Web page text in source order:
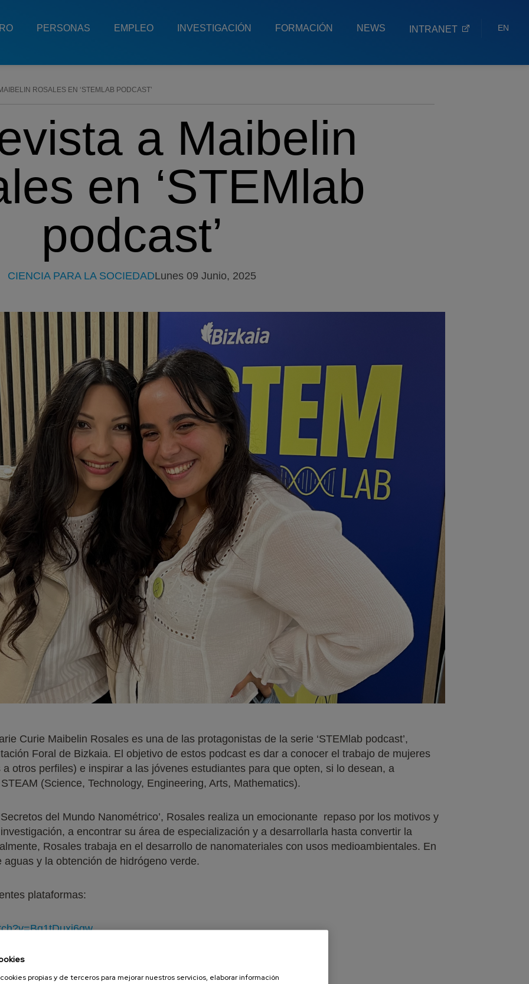
PERSONAS EMPLEO INVESTIGACIÓN FORMACIÓN NEWS INTRANET EN
EU
ROSALES EN ‘STEMLAB PODCAST’
a Maibelin
en ‘STEMlab
podcast’
CIENCIA PARA LA SOCIEDADLunes 09 Junio, 2025
Curie Maibelin Rosales es una de las protagonistas de la serie ‘STEMlab podcast’,
Foral de Bizkaia. El objetivo de estos podcast es dar a conocer el trabajo de mujeres
otros perfiles) e inspirar a las jóvenes estudiantes para que opten, si lo desean, a
(Science, Technology, Engineering, Arts, Mathematics).
del Mundo Nanométrico’, Rosales realiza un emocionante repaso por los motivos y
a encontrar su área de especialización y a desarrollarla hasta convertir la
Rosales trabaja en el desarrollo de nanomateriales con usos medioambientales. En
y la obtención de hidrógeno verde.
plataformas:
2qkMbPt1my8QG3nKFHeMmi?
propias y de terceros para mejorar nuestros servicios, elaborar información